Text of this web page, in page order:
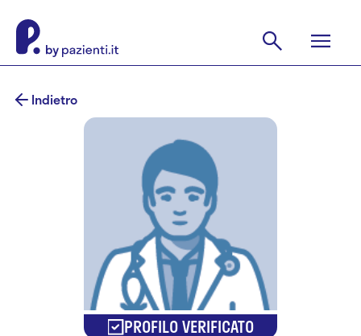
Indietro
PROFILO VERIFICATO